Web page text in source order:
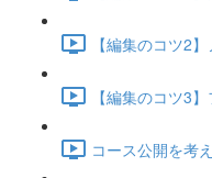
【編集のコツ2
【編集のコツ3
コース公開を考